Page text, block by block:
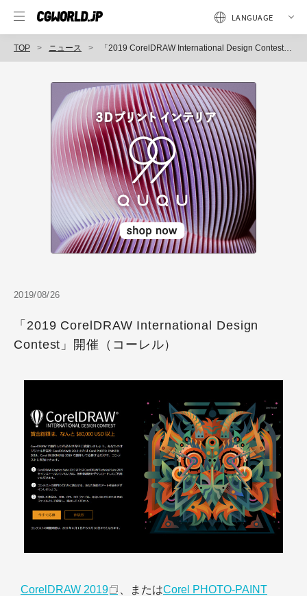
TOP ニュース 「2019 CorelDRAW International Design Contest」開催（コーレル）
2019/08/26
「2019 CorelDRAW International Design
Contest」開催（コーレル）
CorelDRAW 2019 、またはCorel PHOTO-PAINT